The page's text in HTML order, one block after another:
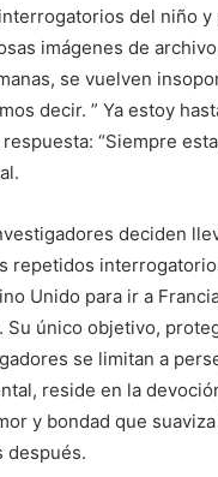
del niño
imágenes de
se vuelven
decir. ” Ya estoy
“Siempre
deciden
repetidos
Unido para ir a
Su único objetivo,
se limitan a
reside en la
y bondad que
después.